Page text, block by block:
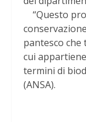
“Questo
pantesco
cui
termini di
(ANSA).